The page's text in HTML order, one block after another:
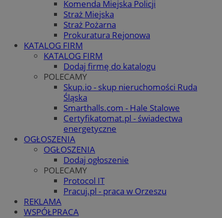
Komenda Miejska Policji
Straż Miejska
Straż Pożarna
Prokuratura Rejonowa
KATALOG FIRM
KATALOG FIRM
Dodaj firmę do katalogu
POLECAMY
Skup.io - skup nieruchomości Ruda
Śląska
Smarthalls.com - Hale Stalowe
Certyfikatomat.pl - świadectwa
energetyczne
OGŁOSZENIA
OGŁOSZENIA
Dodaj ogłoszenie
POLECAMY
Protocol IT
Pracuj.pl - praca w Orzeszu
REKLAMA
WSPÓŁPRACA